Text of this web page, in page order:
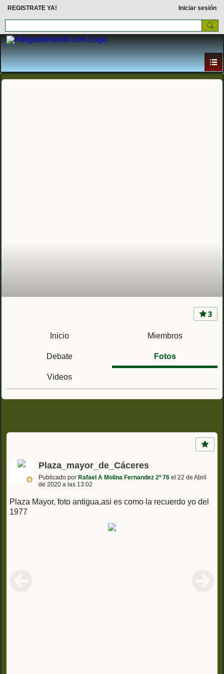
REGISTRATE YA! Iniciar sesión
CIR 3 Santa Ana (Cáceres) Centro de
Instrucción de Reclutas nº 3
3
Inicio Miembros
Debate Fotos
Videos
Plaza_mayor_de_Cáceres
Publicado por Rafael A Molina Fernandez 2º 76 el 22 de Abril
de 2020 a las 13:02
Plaza Mayor, foto antigua,asi es como la recuerdo yo del
1977